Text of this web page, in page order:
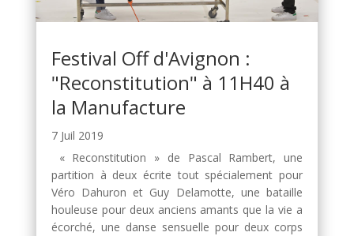
Festival Off d'Avignon :
"Reconstitution" à 11H40 à
la Manufacture
7 Juil 2019
« Reconstitution » de Pascal Rambert, une
partition à deux écrite tout spécialement pour
Véro Dahuron et Guy Delamotte, une bataille
houleuse pour deux anciens amants que la vie a
écorché, une danse sensuelle pour deux corps